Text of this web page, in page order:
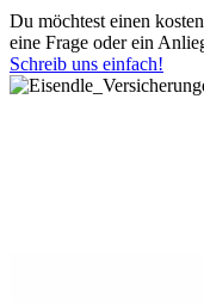
Du möchtest einen
eine Frage oder ein
Schreib uns einfach!